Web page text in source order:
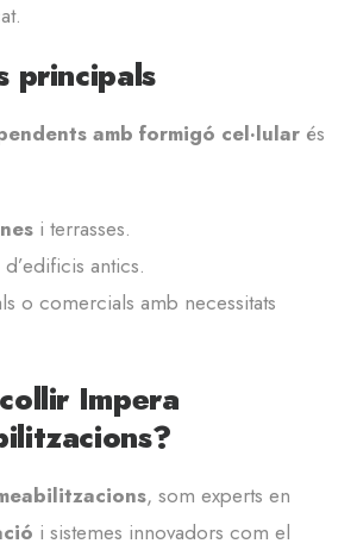
principals
amb formigó cel·lular és
i terrasses.
d’edificis antics.
o comercials amb necessitats
Impera
, som experts en
i sistemes innovadors com el